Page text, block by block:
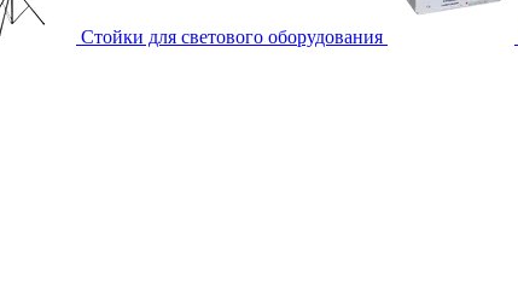
Стойки для светового оборудования